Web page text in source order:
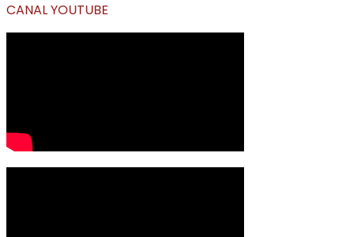
CANAL YOUTUBE